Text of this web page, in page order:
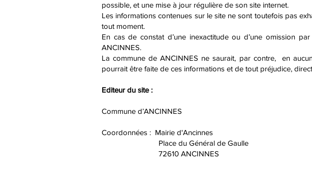
possible, et une mise à jour régulière de son site internet.
Les informations contenues sur le site ne sont toutefois pas
tout moment.
En cas de constat d’une inexactitude ou d’une omission
ANCINNES.
La commune de ANCINNES ne saurait, par contre, en
pourrait être faite de ces informations et de tout préjudice,
Editeur du site :
Commune d’ANCINNES
Coordonnées : Mairie d'Ancinnes
Place du Général de Gaulle
72610 ANCINNES